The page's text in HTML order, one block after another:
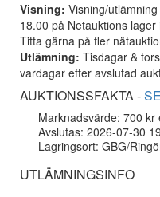
Visning: Visning/
18.00 på Netauktions
Titta gärna på fler
Utlämning: Tisdagar &
vardagar efter avslutad
AUKTIONSSFAKTA -
Marknadsvärde: 700 kr
Avslutas: 2026-07-30
Lagringsort: GBG/
UTLÄMNINGSINFO